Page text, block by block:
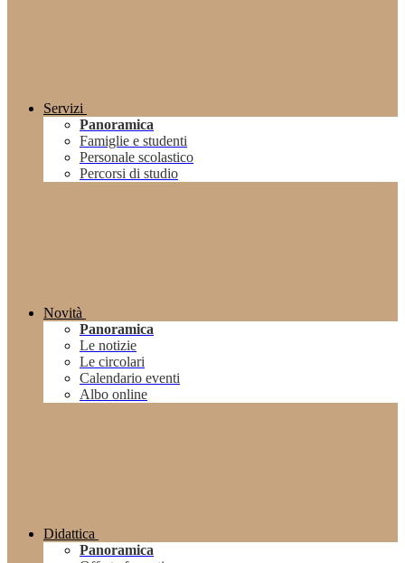
Servizi
Panoramica
Famiglie e studenti
Personale scolastico
Percorsi di studio
Novità
Panoramica
Le notizie
Le circolari
Calendario eventi
Albo online
Didattica
Panoramica